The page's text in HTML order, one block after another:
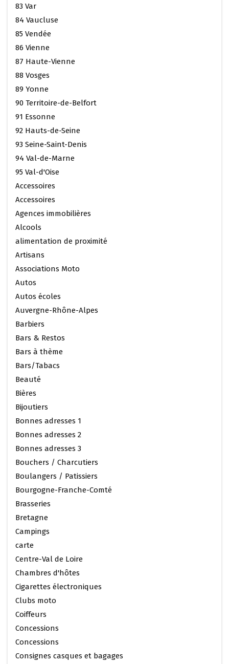
83 Var
84 Vaucluse
85 Vendée
86 Vienne
87 Haute-Vienne
88 Vosges
89 Yonne
90 Territoire-de-Belfort
91 Essonne
92 Hauts-de-Seine
93 Seine-Saint-Denis
94 Val-de-Marne
95 Val-d'Oise
Accessoires
Accessoires
Agences immobilières
Alcools
alimentation de proximité
Artisans
Associations Moto
Autos
Autos écoles
Auvergne-Rhône-Alpes
Barbiers
Bars & Restos
Bars à thème
Bars/Tabacs
Beauté
Bières
Bijoutiers
Bonnes adresses 1
Bonnes adresses 2
Bonnes adresses 3
Bouchers / Charcutiers
Boulangers / Patissiers
Bourgogne-Franche-Comté
Brasseries
Bretagne
Campings
carte
Centre-Val de Loire
Chambres d'hôtes
Cigarettes électroniques
Clubs moto
Coiffeurs
Concessions
Concessions
Consignes casques et bagages